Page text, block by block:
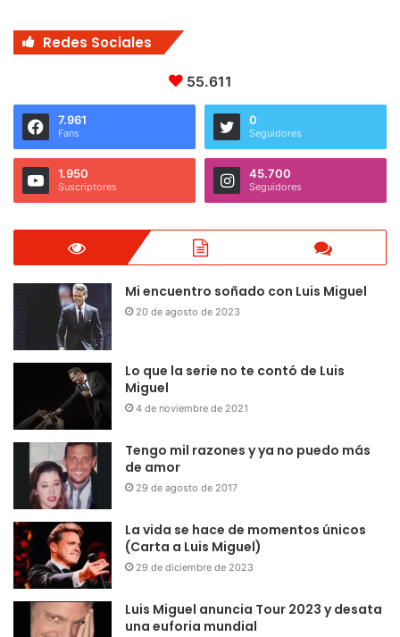
Redes Sociales
55.611
7.961
Fans
0
Seguidores
1.950
Suscriptores
45.700
Seguidores
Mi encuentro soñado con Luis Miguel
20 de agosto de 2023
Lo que la serie no te contó de Luis
Miguel
4 de noviembre de 2021
Tengo mil razones y ya no puedo más
de amor
29 de agosto de 2017
La vida se hace de momentos únicos
(Carta a Luis Miguel)
29 de diciembre de 2023
Luis Miguel anuncia Tour 2023 y desata
una euforia mundial